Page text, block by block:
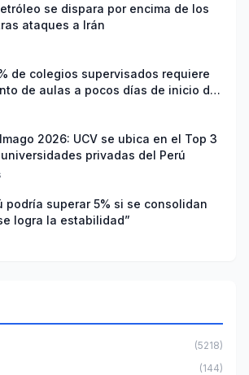
se dispara por encima de los
ataques a Irán
de colegios supervisados requiere
de aulas a pocos días de inicio del
2026: UCV se ubica en el Top 3
privadas del Perú
podría superar 5% si se consolidan
logra la estabilidad”
(5218)
(144)